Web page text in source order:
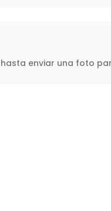
enviar una foto